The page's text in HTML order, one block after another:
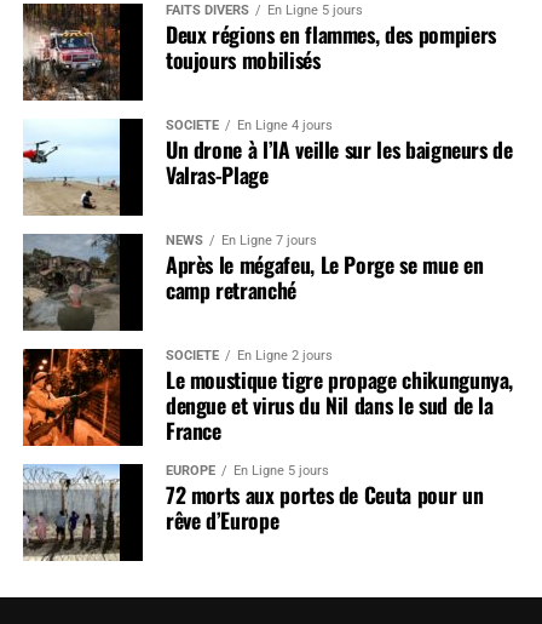
FAITS DIVERS En Ligne 5 jours
Deux régions en flammes, des pompiers
toujours mobilisés
SOCIÉTÉ En Ligne 4 jours
Un drone à l’IA veille sur les baigneurs de
Valras-Plage
NEWS En Ligne 7 jours
Après le mégafeu, Le Porge se mue en
camp retranché
SOCIÉTÉ En Ligne 2 jours
Le moustique tigre propage chikungunya,
dengue et virus du Nil dans le sud de la
France
EUROPE En Ligne 5 jours
72 morts aux portes de Ceuta pour un
rêve d’Europe